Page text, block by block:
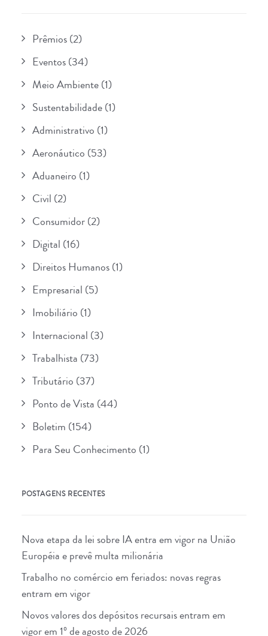
Prêmios(2)
Eventos(34)
Meio Ambiente(1)
Sustentabilidade(1)
Administrativo (1)
Aeronáutico (53)
Aduaneiro (1)
Civil (2)
Consumidor(2)
Digital (16)
Direitos Humanos(1)
Empresarial (5)
Imobiliário (1)
Internacional (3)
Trabalhista (73)
Tributário (37)
Ponto de Vista (44)
Boletim (154)
Para Seu Conhecimento (1)
POSTAGENS RECENTES
Nova etapa da lei sobre IA entra em vigor na União
Européia e prevê multa milionária
Trabalho no comércio em feriados: novas regras
entram em vigor
Novos valores dos depósitos recursais entram em
vigor em 1º de agosto de 2026